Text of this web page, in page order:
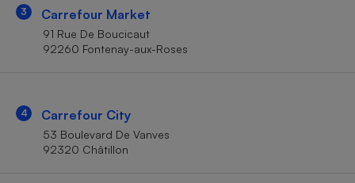
3 Carrefour Market
91 Rue De Boucicaut
92260 Fontenay-aux-Roses
4 Carrefour City
53 Boulevard De Vanves
92320 Châtillon